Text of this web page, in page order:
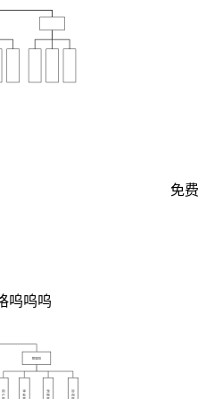
呜呜呜
免费